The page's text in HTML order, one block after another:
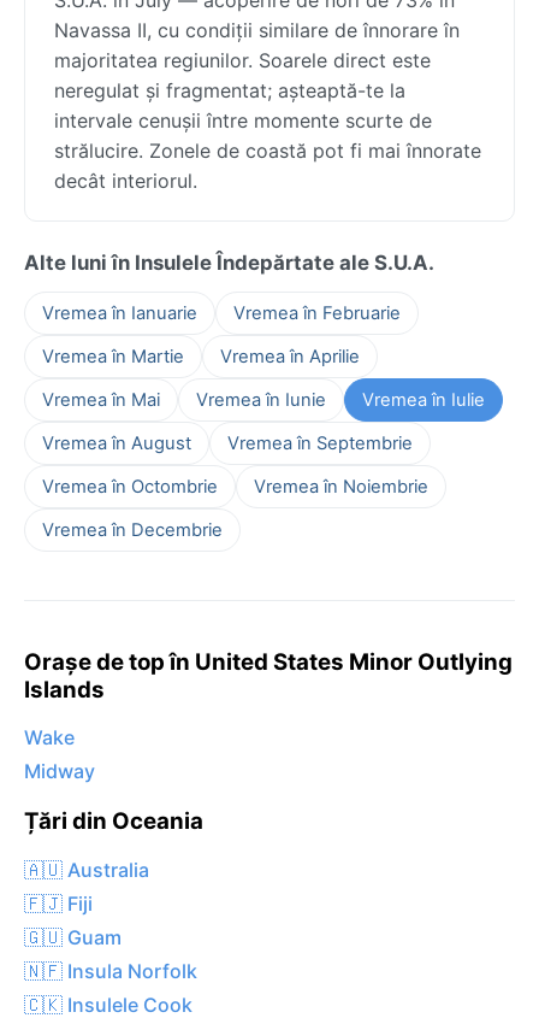
Navassa II, cu condiții similare de înnorare în
majoritatea regiunilor. Soarele direct este
neregulat și fragmentat; așteaptă-te la
intervale cenușii între momente scurte de
strălucire. Zonele de coastă pot fi mai înnorate
decât interiorul.
Alte luni în Insulele Îndepărtate ale S.U.A.
Vremea în Ianuarie
Vremea în Februarie
Vremea în Martie
Vremea în Aprilie
Vremea în Mai
Vremea în Iunie
Vremea în Iulie
Vremea în August
Vremea în Septembrie
Vremea în Octombrie
Vremea în Noiembrie
Vremea în Decembrie
Orașe de top în United States Minor Outlying
Islands
Wake
Midway
Țări din Oceania
🇦🇺 Australia
🇫🇯 Fiji
🇬🇺 Guam
🇳🇫 Insula Norfolk
🇨🇰 Insulele Cook